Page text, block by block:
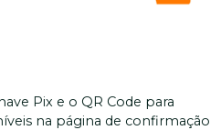
Pix e o QR Code para
na página de confirmação